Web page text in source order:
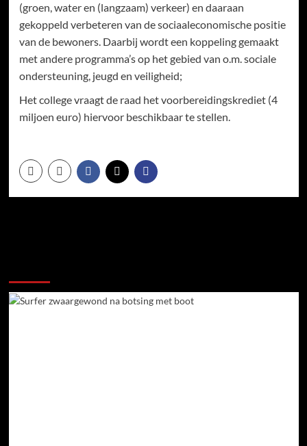
(groen, water en (langzaam) verkeer) en daaraan
gekoppeld verbeteren van de sociaaleconomische positie
van de bewoners. Daarbij wordt een koppeling gemaakt
met andere programma’s op het gebied van o.m. sociale
ondersteuning, jeugd en veiligheid;
Het college vraagt de raad het voorbereidingskrediet (4
miljoen euro) hiervoor beschikbaar te stellen.